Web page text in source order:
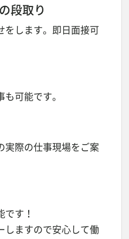
段取り
をします。即日面接可
可能です。
実際の仕事現場をご案
す！
しますので安心して働